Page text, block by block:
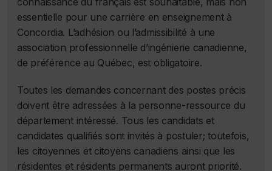
essentielle pour une carrière en enseignement à
Concordia. L’adhésion ou l’admissibilité à une
association professionnelle d’ingénierie canadienne,
de préférence au Québec, est obligatoire.
Toutes les demandes concernant des postes précis
doivent être adressées à la personne-ressource du
département intéressé. Tous les candidats et
candidates qualifiés sont invités à postuler; toutefois,
les citoyennes et citoyens canadiens ainsi que les
résidentes et résidents permanents auront priorité.